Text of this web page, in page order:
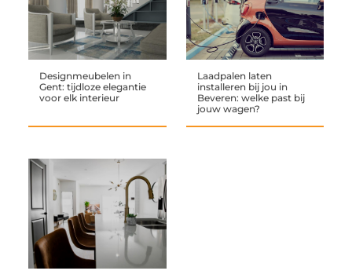
Designmeubelen in
Gent: tijdloze elegantie
voor elk interieur
Laadpalen laten
installeren bij jou in
Beveren: welke past bij
jouw wagen?